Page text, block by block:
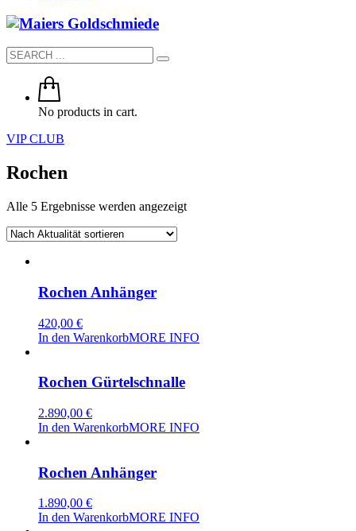
No products in cart.
VIP CLUB
Rochen
Alle 5 Ergebnisse werden angezeigtNach
Rochen Anhänger
420,00 €
In den WarenkorbMORE INFO
Rochen Gürtelschnalle
2.890,00 €
In den WarenkorbMORE INFO
Rochen Anhänger
1.890,00 €
In den WarenkorbMORE INFO